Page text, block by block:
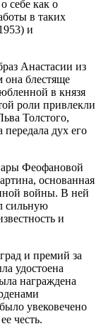
себе как о
в таких
и
Анастасии из
блестяще
в князя
роли привлекли
Толстого,
дух его
Феофановой
основанная
войны. В ней
сильную
и
и премий за
удостоена
награждена
увековечено
честь.